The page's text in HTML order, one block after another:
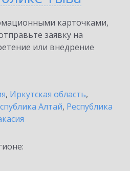
карточками,
заявку на
или внедрение
, Иркутская область,
Алтай, Республика